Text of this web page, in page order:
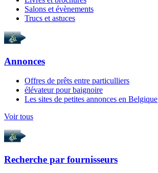
Salons et évènements
Trucs et astuces
Annonces
Offres de prêts entre particulliers
élévateur pour baignoire
Les sites de petites annonces en Belgique
Voir tous
Recherche par fournisseurs